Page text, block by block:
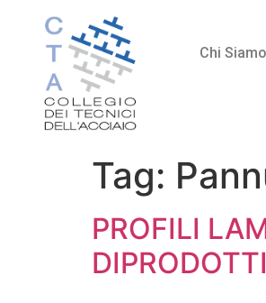
Chi Siamo
Tag:
PROFILI